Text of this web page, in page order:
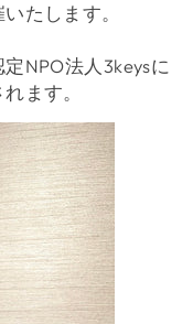
たします。
NPO法人3keysに
ます。